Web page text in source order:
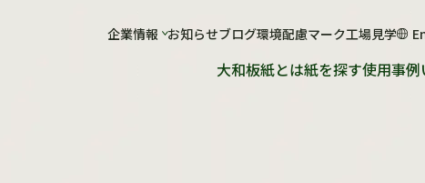
企業情報 工場について
お知らせブログ環境配慮マーク工場見学
大和板紙とは紙を探す使用事例